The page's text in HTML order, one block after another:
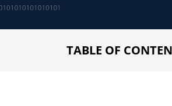
TABLE OF